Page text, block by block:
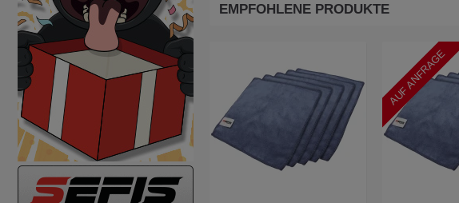
EMPFOHLENE PRODUKTE
AUF ANFRAGE